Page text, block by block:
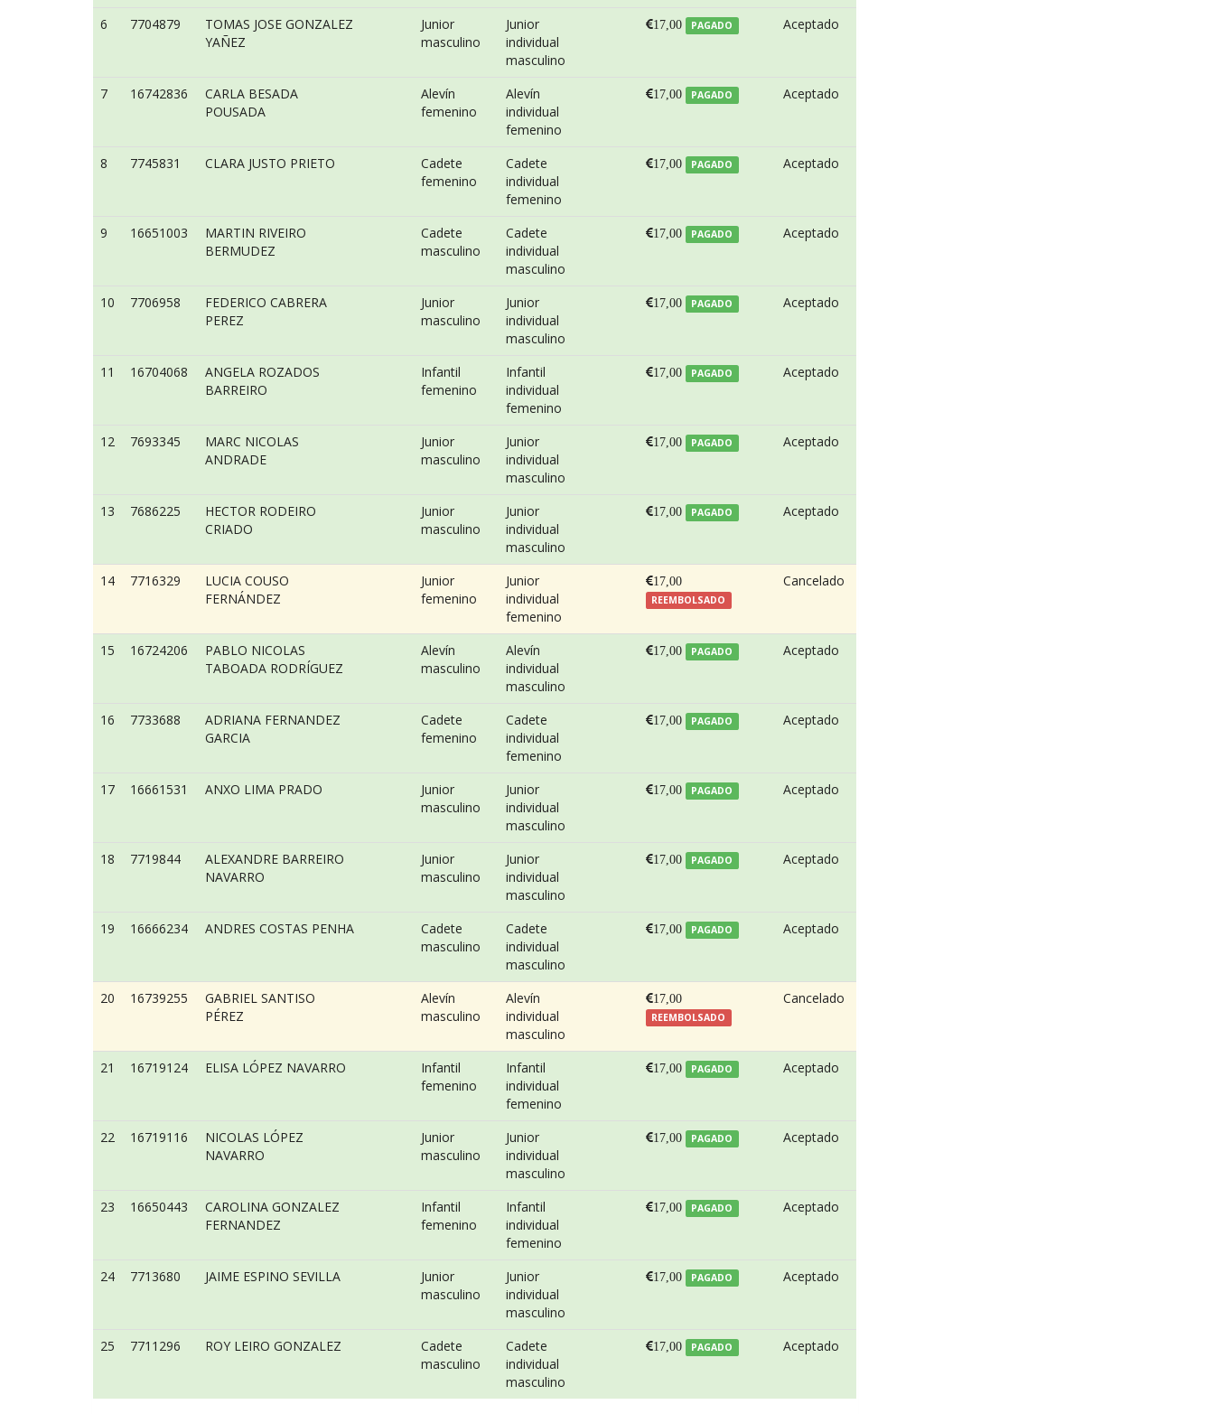
6 7704879
TOMAS JOSE GONZALEZ
YAÑEZ
Junior
masculino
Junior
individual
masculino
17,00 PAGADO Aceptado
7 16742836
CARLA BESADA
POUSADA
Alevín
femenino
Alevín
individual
femenino
17,00 PAGADO Aceptado
8 7745831 CLARA JUSTO PRIETO
Cadete
femenino
Cadete
individual
femenino
17,00 PAGADO Aceptado
9 16651003
MARTIN RIVEIRO
BERMUDEZ
Cadete
masculino
Cadete
individual
masculino
17,00 PAGADO Aceptado
10 7706958
FEDERICO CABRERA
PEREZ
Junior
masculino
Junior
individual
masculino
17,00 PAGADO Aceptado
11 16704068
ANGELA ROZADOS
BARREIRO
Infantil
femenino
Infantil
individual
femenino
17,00 PAGADO Aceptado
12 7693345
MARC NICOLAS
ANDRADE
Junior
masculino
Junior
individual
masculino
17,00 PAGADO Aceptado
13 7686225
HECTOR RODEIRO
CRIADO
Junior
masculino
Junior
individual
masculino
17,00 PAGADO Aceptado
14 7716329
LUCIA COUSO
FERNÁNDEZ
Junior
femenino
Junior
individual
femenino
17,00
REEMBOLSADO
Cancelado
15 16724206
PABLO NICOLAS
TABOADA RODRÍGUEZ
Alevín
masculino
Alevín
individual
masculino
17,00 PAGADO Aceptado
16 7733688
ADRIANA FERNANDEZ
GARCIA
Cadete
femenino
Cadete
individual
femenino
17,00 PAGADO Aceptado
17 16661531 ANXO LIMA PRADO
Junior
masculino
Junior
individual
masculino
17,00 PAGADO Aceptado
18 7719844
ALEXANDRE BARREIRO
NAVARRO
Junior
masculino
Junior
individual
masculino
17,00 PAGADO Aceptado
19 16666234 ANDRES COSTAS PENHA
Cadete
masculino
Cadete
individual
masculino
17,00 PAGADO Aceptado
20 16739255
GABRIEL SANTISO
PÉREZ
Alevín
masculino
Alevín
individual
masculino
17,00
REEMBOLSADO
Cancelado
21 16719124 ELISA LÓPEZ NAVARRO
Infantil
femenino
Infantil
individual
femenino
17,00 PAGADO Aceptado
22 16719116
NICOLAS LÓPEZ
NAVARRO
Junior
masculino
Junior
individual
masculino
17,00 PAGADO Aceptado
23 16650443
CAROLINA GONZALEZ
FERNANDEZ
Infantil
femenino
Infantil
individual
femenino
17,00 PAGADO Aceptado
24 7713680 JAIME ESPINO SEVILLA
Junior
masculino
Junior
individual
masculino
17,00 PAGADO Aceptado
25 7711296 ROY LEIRO GONZALEZ
Cadete
masculino
Cadete
individual
masculino
17,00 PAGADO Aceptado